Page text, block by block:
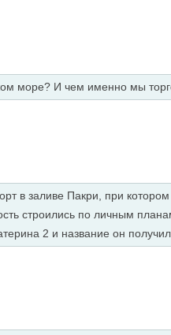
море? И чем именно мы
в заливе Пакри, при
строились по личным
2 и название он